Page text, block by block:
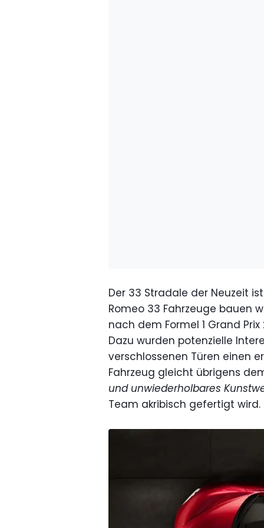
Der 33 Stradale der Neuzeit
Romeo 33 Fahrzeuge bauen
nach dem Formel 1 Grand
Dazu wurden potenzielle
verschlossenen Türen einen
Fahrzeug gleicht übrigens
und unwiederholbares
Team akribisch gefertigt wird.